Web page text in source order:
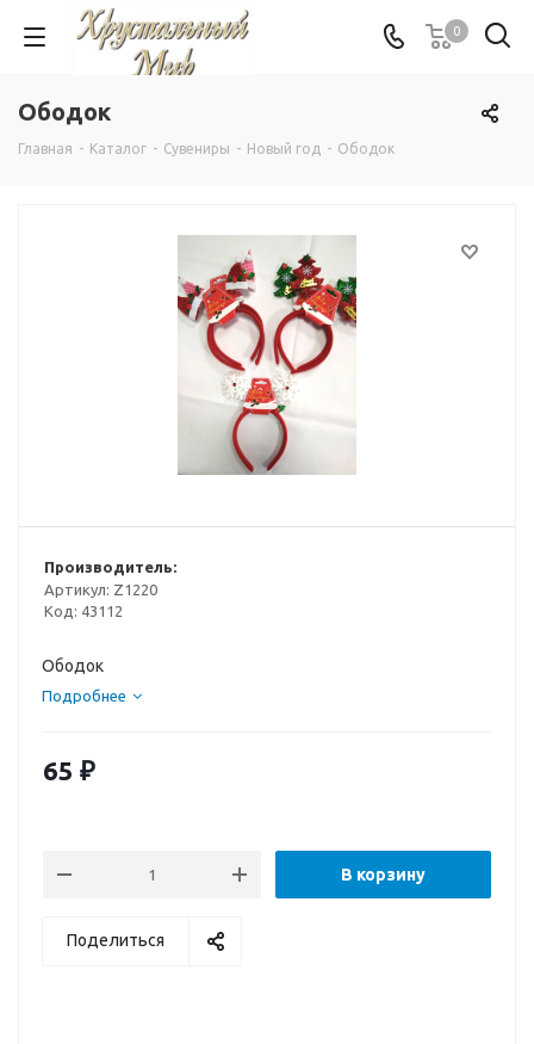
0
Ободок
Главная - Каталог - Сувениры - Новый год - Ободок
Производитель:
Артикул: Z1220
Код: 43112
Ободок
Подробнее
65 ₽
В корзину
Поделиться